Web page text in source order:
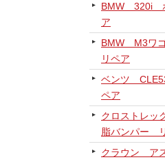
BMW 320i
ア
BMW M3ワ
リペア
ベンツ
ペア
クロストレ
脂バンパー
クラウン ア